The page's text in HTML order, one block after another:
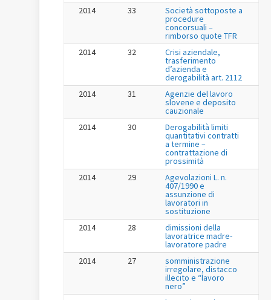
2014
33 Società sottoposte a
procedure
concorsuali –
rimborso quote TFR
2014
32 Crisi aziendale,
trasferimento
d’azienda e
derogabilità art. 2112
2014
31 Agenzie del lavoro
slovene e deposito
cauzionale
2014
30 Derogabilità limiti
quantitativi contratti
a termine –
contrattazione di
prossimità
2014
29 Agevolazioni L. n.
407/1990 e
assunzione di
lavoratori in
sostituzione
2014
28 dimissioni della
lavoratrice madre-
lavoratore padre
2014
27 somministrazione
irregolare, distacco
illecito e “lavoro
nero”